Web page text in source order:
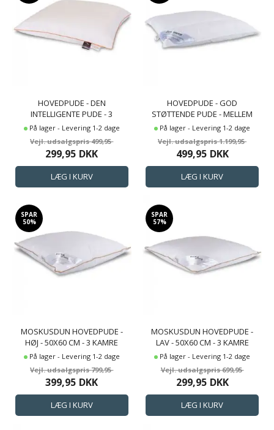
HOVEDPUDE - DEN
INTELLIGENTE PUDE - 3
KAMMER MELLEM HOVEDPUDE
- 50X60 CM - BORG LIVING
På lager - Levering 1-2 dage
499,95
299,95 DKK
HOVEDPUDE - GOD
STØTTENDE PUDE - MELLEM
PUDE - 4 KAMMER PUDE -
50X60 CM - ZEN SLEEP
På lager - Levering 1-2 dage
1.199,95
499,95 DKK
SPAR
50%
MOSKUSDUN HOVEDPUDE -
HØJ - 50X60 CM - 3 KAMRE
HOVEDPUDE - BORG LIVING
På lager - Levering 1-2 dage
799,95
399,95 DKK
SPAR
57%
MOSKUSDUN HOVEDPUDE -
LAV - 50X60 CM - 3 KAMRE
HOVEDPUDE - BORG LIVING
På lager - Levering 1-2 dage
699,95
299,95 DKK